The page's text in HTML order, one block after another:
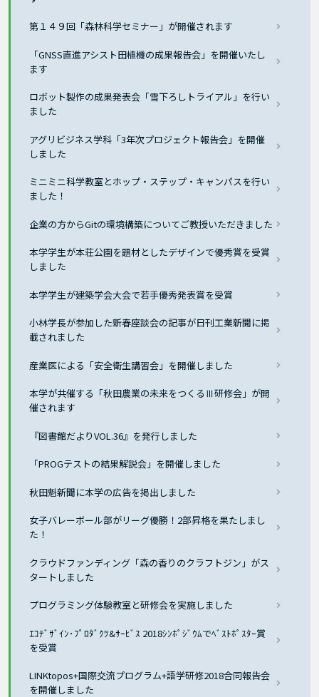
第１４９回「森林科学セミナー」が開催されます
「GNSS直進アシスト田植機の成果報告会」を開催いたし
ます
ロボット製作の成果発表会「雪下ろしトライアル」を行い
ました
アグリビジネス学科「3年次プロジェクト報告会」を開催
しました
ミニミニ科学教室とホップ・ステップ・キャンパスを行い
ました！
企業の方からGitの環境構築についてご教授いただきました
本学学生が本荘公園を題材としたデザインで優秀賞を受賞
しました
本学学生が建築学会大会で若手優秀発表賞を受賞
小林学長が参加した新春座談会の記事が日刊工業新聞に掲
載されました
産業医による「安全衛生講習会」を開催しました
本学が共催する「秋田農業の未来をつくるⅢ研修会」が開
催されます
『図書館だよりVOL.36』を発行しました
「PROGテストの結果解説会」を開催しました
秋田魁新聞に本学の広告を掲出しました
女子バレーボール部がリーグ優勝！2部昇格を果たしまし
た！
クラウドファンディング「森の香りのクラフトジン」がス
タートしました
プログラミング体験教室と研修会を実施しました
ｴｺﾃﾞｻﾞｲﾝ･ﾌﾟﾛﾀﾞｸﾂ&ｻｰﾋﾞｽ 2018ｼﾝﾎﾟｼﾞｳﾑでﾍﾞｽﾄﾎﾟｽﾀｰ賞
を受賞
LINKtopos+国際交流プログラム+語学研修2018合同報告会
を開催しました